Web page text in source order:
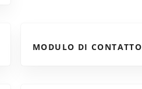
MODULO DI CONTATTO